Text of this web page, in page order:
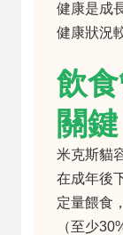
健康是成
健康狀況
飲
關鍵
米克斯貓
在成年後
定量餵食
（至少